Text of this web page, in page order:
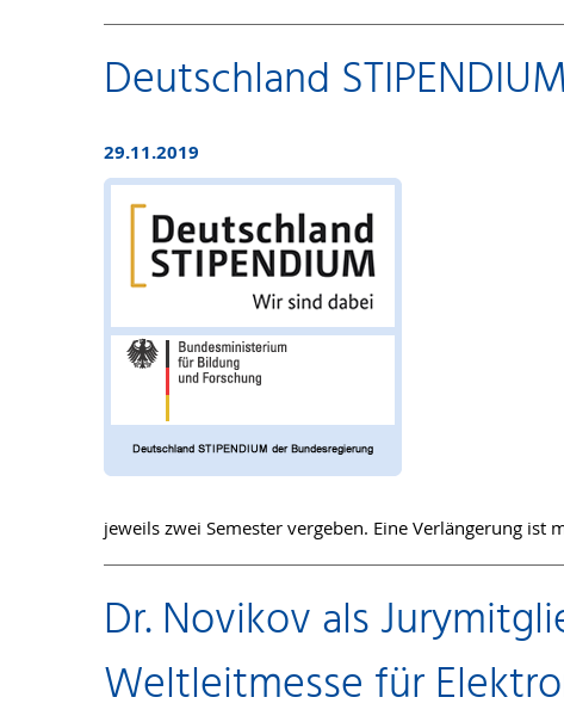
Deutschland
29.11.2019
jeweils zwei Semester vergeben. Eine Verlängerung ist
Dr. Novikov als
Weltleitmesse für